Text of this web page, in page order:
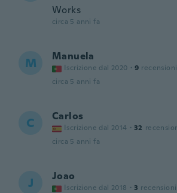
Works
circa 5 anni fa
M Manuela
Iscrizione dal 2020 · 9 recensioni
circa 5 anni fa
C Carlos
Iscrizione dal 2014 · 32
circa 5 anni fa
J Joao
Iscrizione dal 2018 · 3 recensioni